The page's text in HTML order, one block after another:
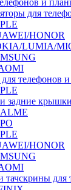
и
для
HONOR
LUMIA/
телефонов
задние крышки
HONOR
тачскрины для